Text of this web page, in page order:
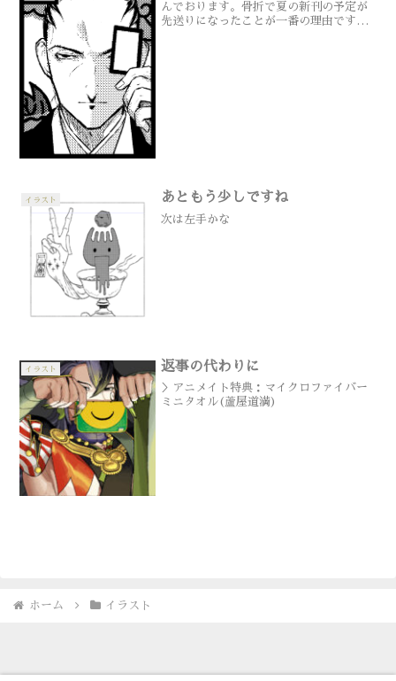
んでおります。骨折で夏の新刊の予定が
先送りになったことが一番の理由です。
イラスト あともう少しですね
次は左手かな
イラスト 返事の代わりに
＞アニメイト特典：マイクロファイバー
ミニタオル(蘆屋道満)
ホーム イラスト